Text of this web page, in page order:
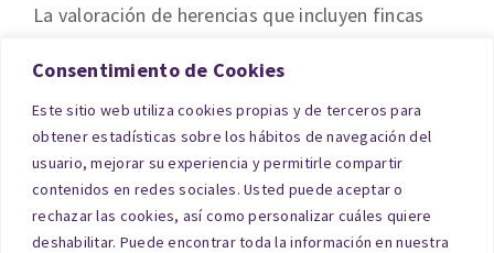
Consentimiento de Cookies
Este sitio web utiliza cookies propias y de terceros para
obtener estadísticas sobre los hábitos de navegación del
usuario, mejorar su experiencia y permitirle compartir
contenidos en redes sociales. Usted puede aceptar o
rechazar las cookies, así como personalizar cuáles quiere
deshabilitar. Puede encontrar toda la información en nuestra
La valoración de herencias que incluyen fincas
medio de mercado y decidir si desean vender,
conservar o repartir la propiedad. Este tipo de
informes detasación de finca rústica en Huelva
también resultan válidos en procedimientos
fiscales ante Hacienda.